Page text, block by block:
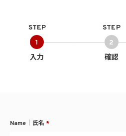
STEP
1
入力
STEP
2
確認
Name｜氏名 *